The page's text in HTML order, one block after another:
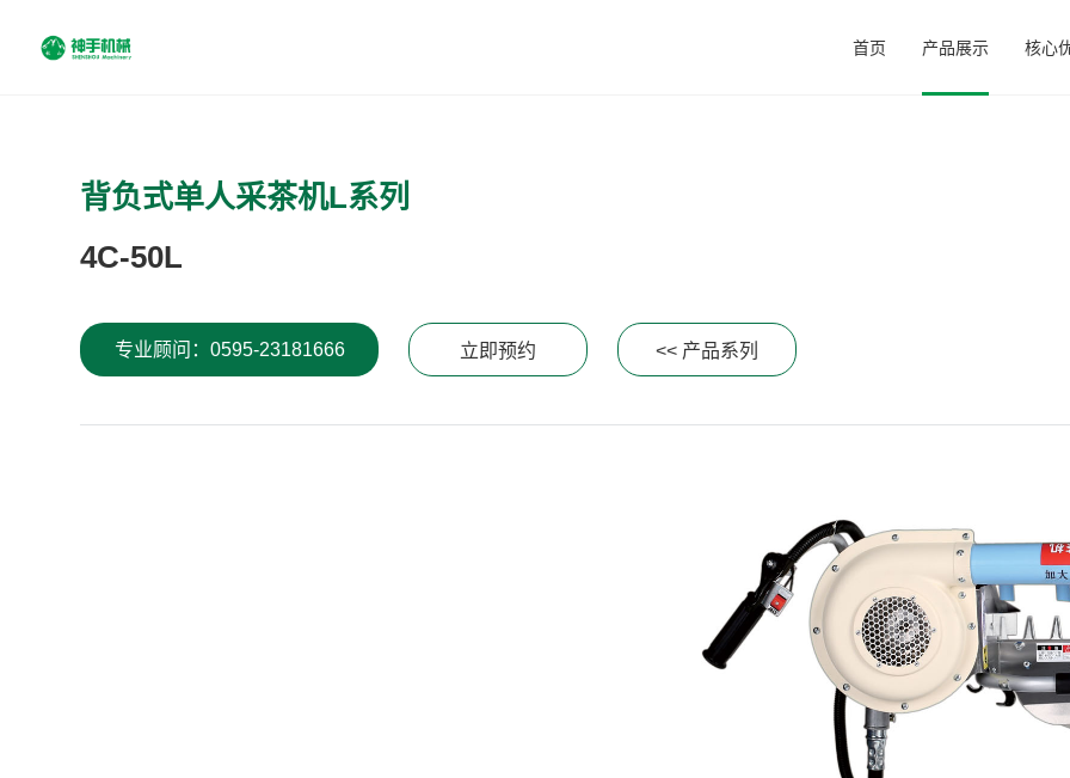
首页 产品展示 核心
背负式单人采茶机L系列
4C-50L
专业顾问：0595-23181666 立即预约 << 产品系列